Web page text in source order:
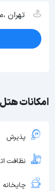
امکانات
پذیرش
نظافت
چایخانه
تهران